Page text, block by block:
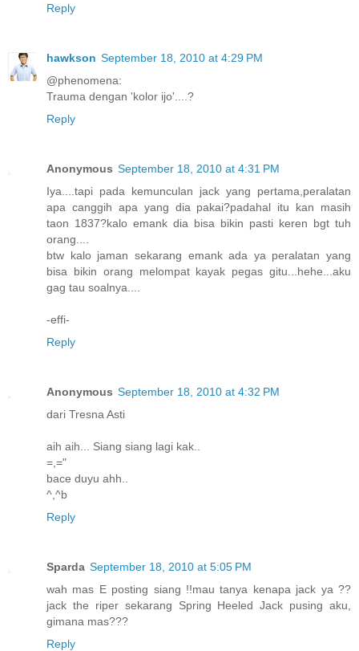
Reply
hawkson September 18, 2010 at 4:29 PM
@phenomena:
Trauma dengan 'kolor ijo'....?
Reply
Anonymous September 18, 2010 at 4:31 PM
Iya....tapi pada kemunculan jack yang pertama,peralatan
apa canggih apa yang dia pakai?padahal itu kan masih
taon 1837?kalo emank dia bisa bikin pasti keren bgt tuh
orang....
btw kalo jaman sekarang emank ada ya peralatan yang
bisa bikin orang melompat kayak pegas gitu...hehe...aku
gag tau soalnya....
-effi-
Reply
Anonymous September 18, 2010 at 4:32 PM
dari Tresna Asti
aih aih... Siang siang lagi kak..
=,="
bace duyu ahh..
^,^b
Reply
Sparda September 18, 2010 at 5:05 PM
wah mas E posting siang !!mau tanya kenapa jack ya ??
jack the riper sekarang Spring Heeled Jack pusing aku,
gimana mas???
Reply